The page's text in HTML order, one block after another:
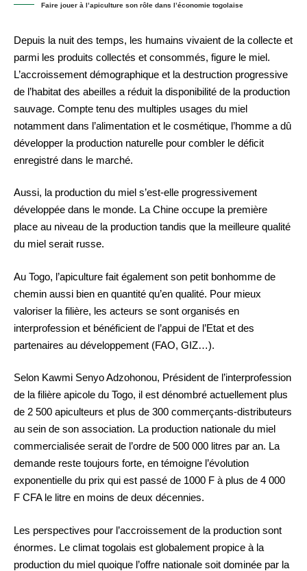
Faire jouer à l’apiculture son rôle dans l’économie togolaise
Depuis la nuit des temps, les humains vivaient de la collecte et
parmi les produits collectés et consommés, figure le miel.
L’accroissement démographique et la destruction progressive
de l’habitat des abeilles a réduit la disponibilité de la production
sauvage. Compte tenu des multiples usages du miel
notamment dans l’alimentation et le cosmétique, l’homme a dû
développer la production naturelle pour combler le déficit
enregistré dans le marché.
Aussi, la production du miel s’est-elle progressivement
développée dans le monde. La Chine occupe la première
place au niveau de la production tandis que la meilleure qualité
du miel serait russe.
Au Togo, l’apiculture fait également son petit bonhomme de
chemin aussi bien en quantité qu’en qualité. Pour mieux
valoriser la filière, les acteurs se sont organisés en
interprofession et bénéficient de l’appui de l’Etat et des
partenaires au développement (FAO, GIZ…).
Selon Kawmi Senyo Adzohonou, Président de l’interprofession
de la filière apicole du Togo, il est dénombré actuellement plus
de 2 500 apiculteurs et plus de 300 commerçants-distributeurs
au sein de son association. La production nationale du miel
commercialisée serait de l’ordre de 500 000 litres par an. La
demande reste toujours forte, en témoigne l’évolution
exponentielle du prix qui est passé de 1000 F à plus de 4 000
F CFA le litre en moins de deux décennies.
Les perspectives pour l’accroissement de la production sont
énormes. Le climat togolais est globalement propice à la
production du miel quoique l’offre nationale soit dominée par la